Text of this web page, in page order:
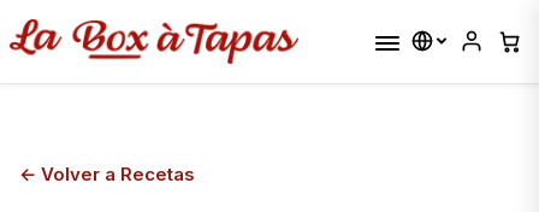
← Volver a Recetas